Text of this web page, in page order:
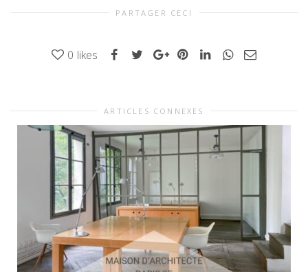
PARTAGER CECI
0 likes
ARTICLES CONNEXES